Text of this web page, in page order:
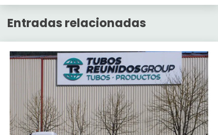
Entradas relacionadas